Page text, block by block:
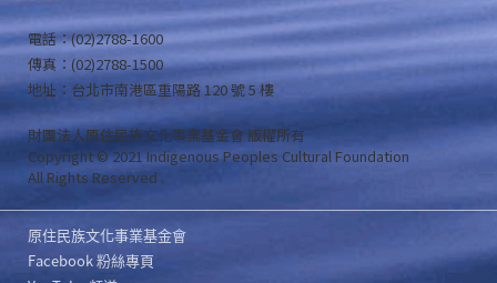
電話：(02)2788-1600
傳真：(02)2788-1500
地址：台北市南港區重陽路 120 號 5 樓
財團法人原住民族文化事業基金會 版權所有
Copyright © 2021 Indigenous Peoples Cultural Foundation
All Rights Reserved .
原住民族文化事業基金會
Facebook 粉絲專頁